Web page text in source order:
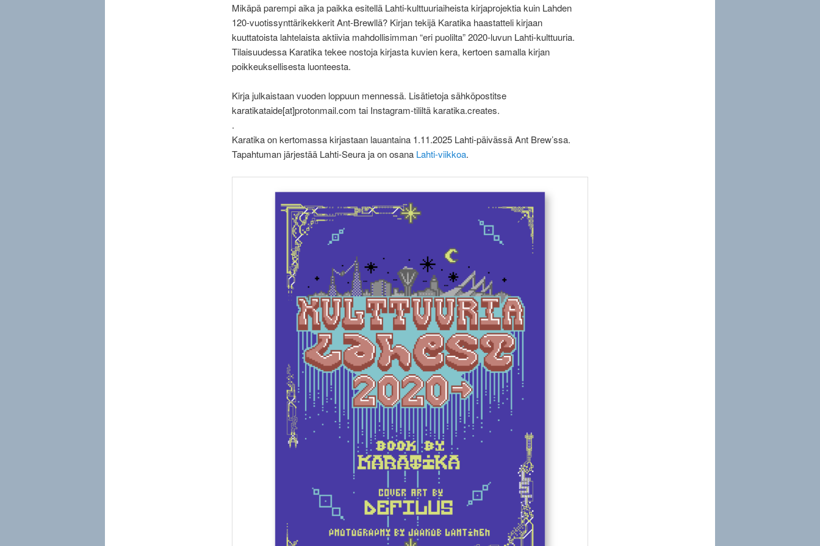
Mikäpä parempi aika ja paikka esitellä Lahti-kulttuuriaiheista kirjaprojektia kuin Lahden
120-vuotissynttärikekkerit Ant-Brewllä? Kirjan tekijä Karatika haastatteli kirjaan
kuuttatoista lahtelaista aktiivia mahdollisimman “eri puolilta” 2020-luvun Lahti-kulttuuria.
Tilaisuudessa Karatika tekee nostoja kirjasta kuvien kera, kertoen samalla kirjan
poikkeuksellisesta luonteesta.
Kirja julkaistaan vuoden loppuun mennessä. Lisätietoja sähköpostitse
karatikataide[at]protonmail.com tai Instagram-tililtä karatika.creates.
.
Karatika on kertomassa kirjastaan lauantaina 1.11.2025 Lahti-päivässä Ant Brew’ssa.
Tapahtuman järjestää Lahti-Seura ja on osana Lahti-viikkoa.